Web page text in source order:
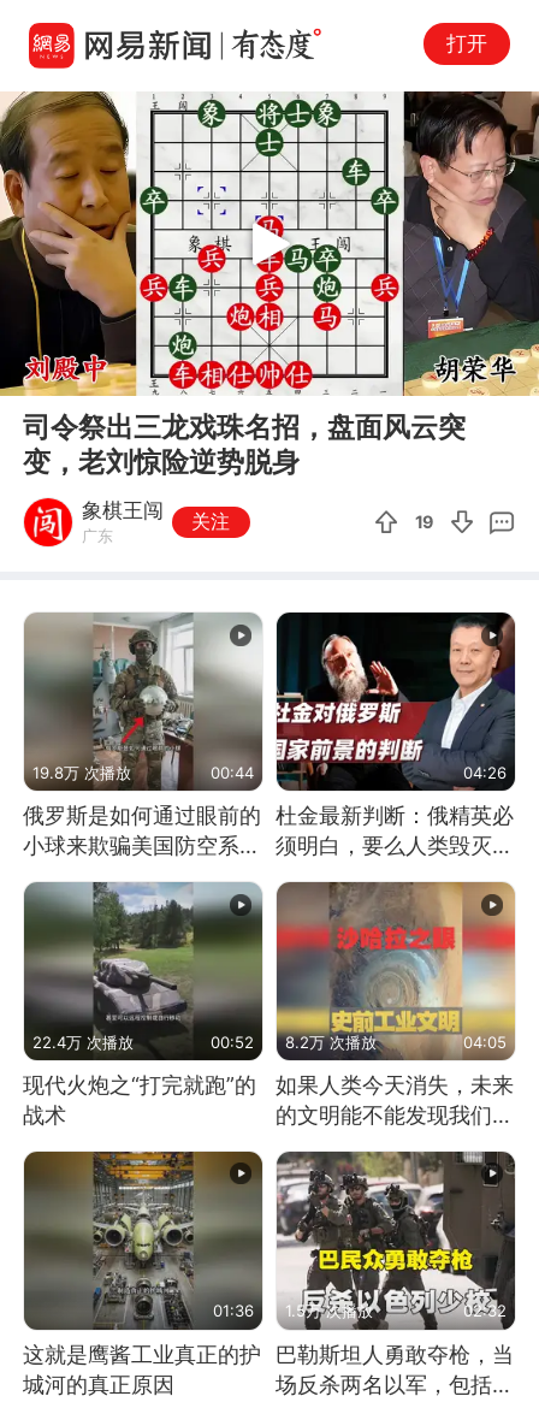
打开
00:00 08:38
Play
司令祭出三龙戏珠名招，盘面风云突
变，老刘惊险逆势脱身
象棋王闯
广东
关注 19
19.8万 次播放 00:44
俄罗斯是如何通过眼前的
小球来欺骗美国防空系统
的
04:26
杜金最新判断：俄精英必
须明白，要么人类毁灭，
要么俄毁灭
22.4万 次播放 00:52
现代火炮之“打完就跑”的
战术
8.2万 次播放 04:05
如果人类今天消失，未来
的文明能不能发现我们存
01:36
这就是鹰酱工业真正的护
城河的真正原因
1.5万 次播放 02:32
巴勒斯坦人勇敢夺枪，当
场反杀两名以军，包括一